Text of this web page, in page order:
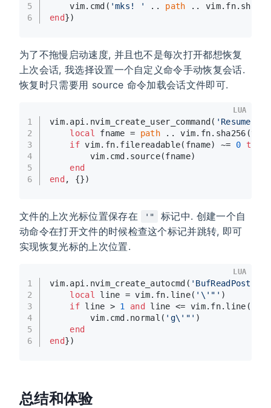
5
6
    vim.cmd(
'mks! ' .. path ..
end})
为了不拖慢启动速度, 并且也不是每次打开都想恢复
上次会话, 我选择设置一个自定义命令手动恢复会话.
恢复时只需要用 source 命令加载会话文件即可.
1
2
3
4
5
6
vim.api.nvim_create_user_command( 'Resume'
local
fname = path ..
if vim.fn.filereadable(fname) ~= 0
then
        vim.cmd.source(fname)
end
end , {})
LUA
文件的上次光标位置保存在 '"
标记中. 创建一个自
动命令在打开文件的时候检查这个标记并跳转, 即可
实现恢复光标的上次位置.
1
2
3
4
5
6
vim.api.nvim_create_autocmd( 'BufReadPost'
local
line = vim.fn.line( '\'"' )
if line > 1 and line <= vim.fn.line(
        vim.cmd.normal(
'g\'"' )
end
end})
LUA
总结和体验